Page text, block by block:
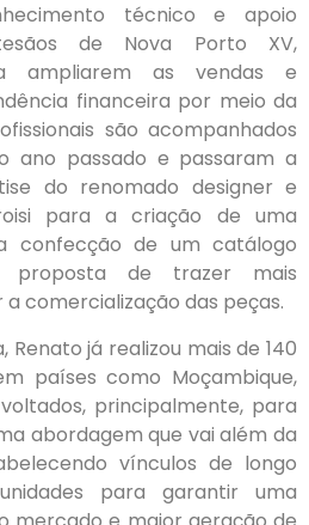
técnico e apoio
de Nova Porto XV,
ampliarem as vendas e
financeira por meio da
são acompanhados
ano passado e passaram a
do renomado designer e
para a criação de uma
confecção de um catálogo
proposta de trazer mais
comercialização das peças.
já realizou mais de 140
países como Moçambique,
principalmente, para
abordagem que vai além da
vínculos de longo
para garantir uma